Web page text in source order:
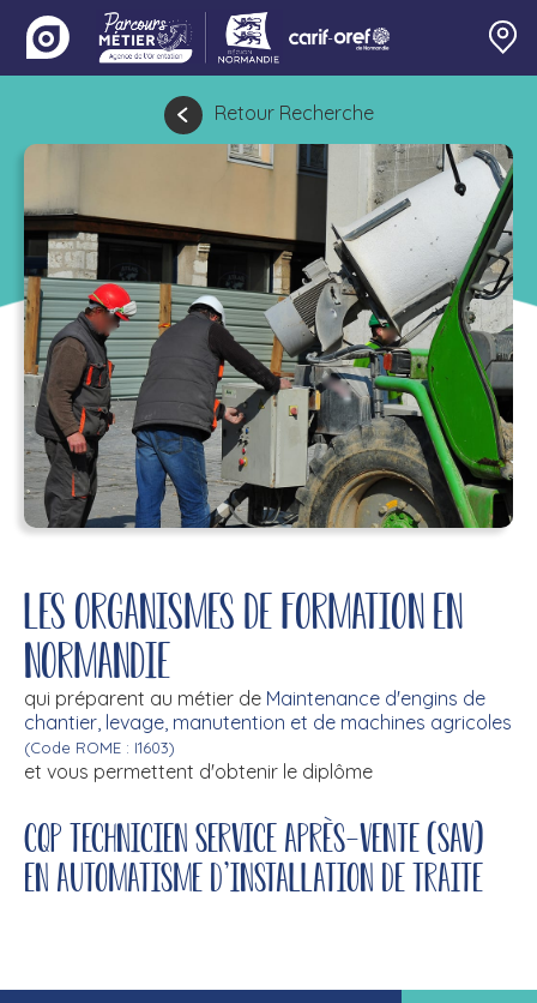
Retour Recherche
Les organismes de formation en
Normandie
qui préparent au métier de Maintenance d'engins de
chantier, levage, manutention et de machines agricoles
(Code ROME : I1603)
et vous permettent d'obtenir le diplôme
CQP technicien service après-vente (SAV)
en automatisme d'installation de traite